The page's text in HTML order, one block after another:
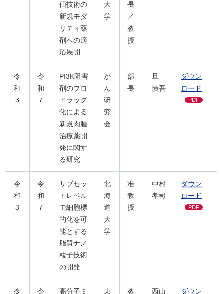
価技術の
新規モダ
リティ薬
剤への適
応展開
大
学
長
／
教
授
令
和
3
令
和
7
PI3K阻害
剤のプロ
ドラッグ
化による
新規肉腫
治療薬開
発に関す
る研究
が
ん
研
究
会
部
長
旦
慎吾
ダウン
ロード
PDF
令
和
3
令
和
7
サブセッ
トレベル
で細胞標
的化を可
能とする
脂質ナノ
粒子技術
の開発
北
海
道
大
学
准
教
授
中村
孝司
ダウン
ロード
PDF
令
令
高分子ミ
東
教
西山
ダウン